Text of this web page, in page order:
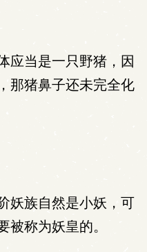
应当是一只野猪，因
那猪鼻子还未完全化
妖族自然是小妖，可
被称为妖皇的。